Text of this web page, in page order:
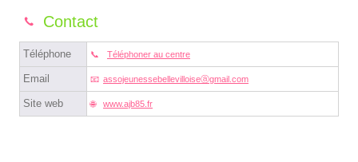
Contact
Téléphone Téléphoner au centre
Email assojeunessebellevilloiseⓐgmail.com
Site web www.ajb85.fr